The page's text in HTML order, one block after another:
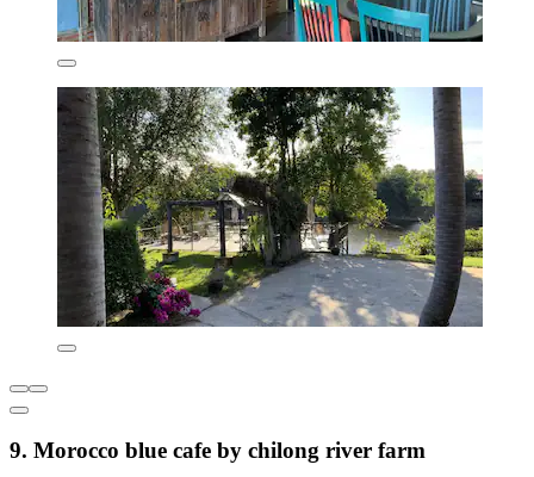
9. Morocco blue cafe by chilong river farm